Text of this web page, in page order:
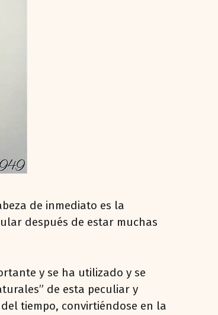
de inmediato es la
después de estar muchas
y se ha utilizado y se
de esta peculiar y
tiempo, convirtiéndose en la